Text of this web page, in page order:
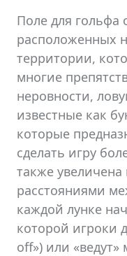
Поле для гольфа
расположенных
территории,
многие
неровности,
известные как
которые
сделать игру
также
расстояниями
каждой лунке
которой игроки
off») или